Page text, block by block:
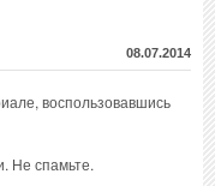
08.07.2014
воспользовавшись
Не спамьте.